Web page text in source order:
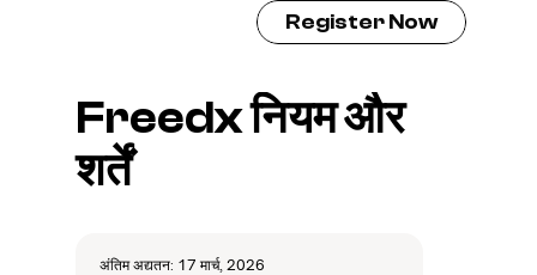
Register Now
Freedx नियम और
शर्तें
अंतिम अद्यतन: 17 मार्च, 2026